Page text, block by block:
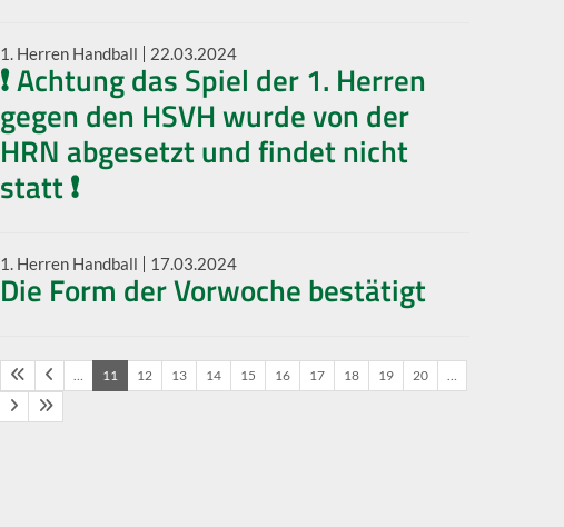
1. Herren Handball 22.03.2024
❗ Achtung das Spiel der 1. Herren
gegen den HSVH wurde von der
HRN abgesetzt und findet nicht
statt ❗
1. Herren Handball 17.03.2024
Die Form der Vorwoche bestätigt
11 12 13 14 15 16 17 18 19 20